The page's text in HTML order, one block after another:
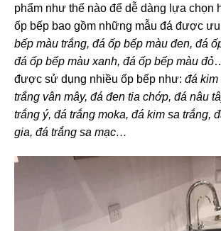
phẩm như thế nào để dễ dàng lựa chọn
ốp bếp bao gồm những mẫu đá được
bếp màu trắng, đá ốp bếp màu đen, đá
đá ốp bếp màu xanh, đá ốp bếp màu đỏ
được sử dụng nhiều ốp bếp như: đá kim
trắng vân mây, đá đen tia chớp, đá nâu
trắng ý, đá trắng moka, đá kim sa trắng,
gia, đá trắng sa mạc…